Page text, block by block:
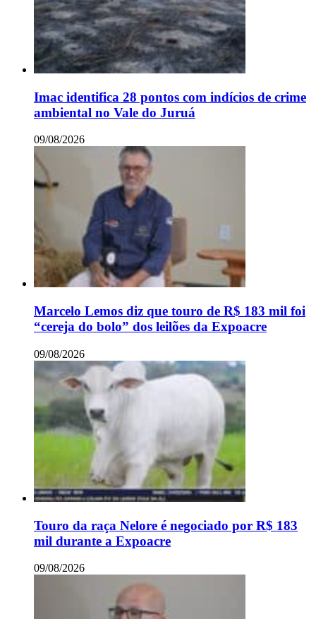
Imac identifica 28 pontos com indícios de crime
ambiental no Vale do Juruá
09/08/2026
Marcelo Lemos diz que touro de R$ 183 mil foi
“cereja do bolo” dos leilões da Expoacre
09/08/2026
Touro da raça Nelore é negociado por R$ 183
mil durante a Expoacre
09/08/2026